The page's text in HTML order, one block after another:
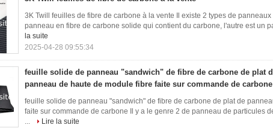
3K Twill feuilles de fibre de carbone à la vente Il existe 2 types de
panneau en fibre de carbone solide qui contient du carbone, l'autre est un
la suite
2025-04-28 09:55:34
feuille solide de panneau "sandwich" de fibre de carbone de plat
panneau de haute de module fibre faite sur commande de carbone
feuille solide de panneau "sandwich" de fibre de carbone de plat de
faite sur commande de carbone Il y a le genre 2 de panneau de particules
...
Lire la suite